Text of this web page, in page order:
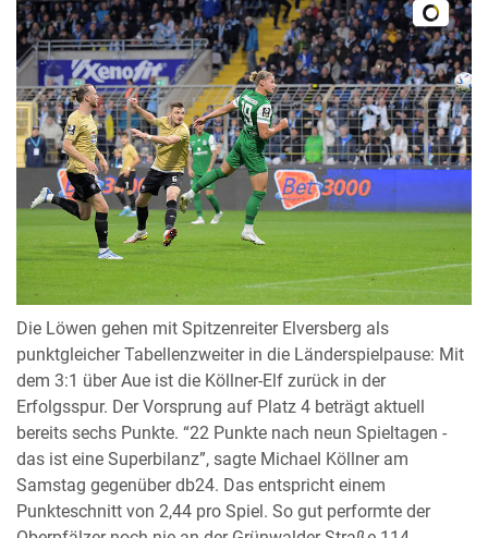
Die Löwen gehen mit Spitzenreiter Elversberg als
punktgleicher Tabellenzweiter in die Länderspielpause: Mit
dem 3:1 über Aue ist die Köllner-Elf zurück in der
Erfolgsspur. Der Vorsprung auf Platz 4 beträgt aktuell
bereits sechs Punkte. “22 Punkte nach neun Spieltagen -
das ist eine Superbilanz”, sagte Michael Köllner am
Samstag gegenüber db24. Das entspricht einem
Punkteschnitt von 2,44 pro Spiel. So gut performte der